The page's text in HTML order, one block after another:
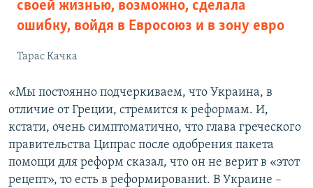
своей жизнью, возможно, сделала
ошибку, войдя в Евросоюз и в зону евро
Тарас Качка
«Мы постоянно подчеркиваем, что Украина, в
отличие от Греции, стремится к реформам. И,
кстати, очень симптоматично, что глава греческого
правительства Ципрас после одобрения пакета
помощи для реформ сказал, что он не верит в «этот
рецепт», то есть в реформированиt. В Украине –